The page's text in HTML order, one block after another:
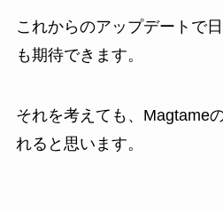
これからのアップデートで
も期待できます。
それを考えても、Magtame
れると思います。